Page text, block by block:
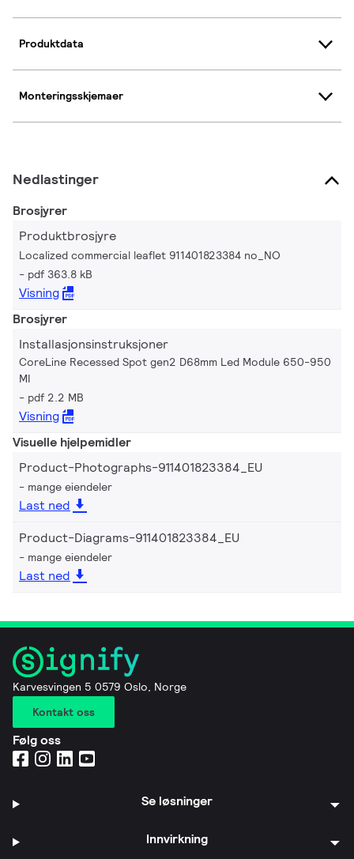
Produktdata
Monteringsskjemaer
Nedlastinger
Brosjyrer
Produktbrosjyre
Localized commercial leaflet 911401823384 no_NO
pdf 363.8 kB
Visning
Brosjyrer
Installasjonsinstruksjoner
CoreLine Recessed Spot gen2 D68mm Led Module 650-950
MI
pdf 2.2 MB
Visning
Visuelle hjelpemidler
Product-Photographs-911401823384_EU
mange eiendeler
Last ned
Product-Diagrams-911401823384_EU
mange eiendeler
Last ned
Karvesvingen 5 0579 Oslo, Norge
Kontakt oss
Følg oss
Se løsninger
Innvirkning